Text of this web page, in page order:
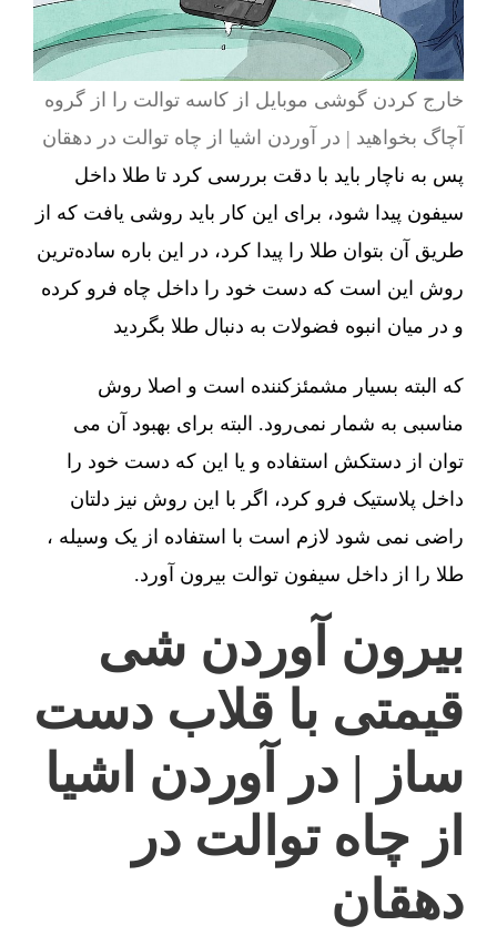
خارج کردن گوشی موبایل از کاسه توالت را از گروه
آچاگ بخواهید | در آوردن اشیا از چاه توالت در دهقان
پس به ناچار باید با دقت بررسی کرد تا طلا داخل
سیفون پیدا شود، برای این کار باید روشی یافت که از
طریق آن بتوان طلا را پیدا کرد، در این باره ساده‌ترین
روش این است که دست خود را داخل چاه فرو کرده
و در میان انبوه فضولات به دنبال طلا بگردید
که البته بسیار مشمئزکننده است و اصلا روش
مناسبی به شمار نمی‌رود. البته برای بهبود آن می
توان از دستکش استفاده و یا این که دست خود را
داخل پلاستیک فرو کرد، اگر با این روش نیز دلتان
راضی نمی شود لازم است با استفاده از یک وسیله ،
طلا را از داخل سیفون توالت بیرون آورد.
بیرون آوردن شی
قیمتی با قلاب دست
ساز | در آوردن اشیا
از چاه توالت در
دهقان